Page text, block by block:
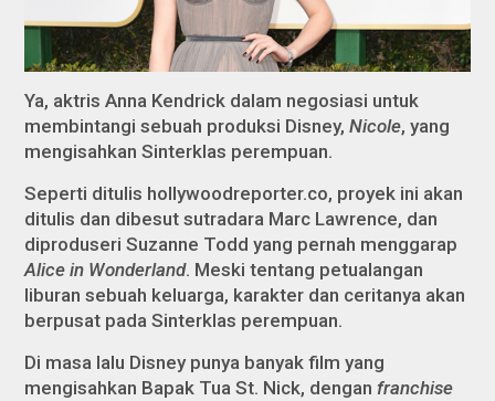
Ya, aktris Anna Kendrick dalam negosiasi untuk
membintangi sebuah produksi Disney,Nicole, yang
mengisahkan Sinterklas perempuan.
Seperti ditulis hollywoodreporter.co, proyek ini akan
ditulis dan dibesut sutradara Marc Lawrence, dan
diproduseri Suzanne Todd yang pernah menggarap
Alice in Wonderland. Meski tentang petualangan
liburan sebuah keluarga, karakter dan ceritanya akan
berpusat pada Sinterklas perempuan.
Di masa lalu Disney punya banyak film yang
mengisahkan Bapak Tua St. Nick, dengan franchise